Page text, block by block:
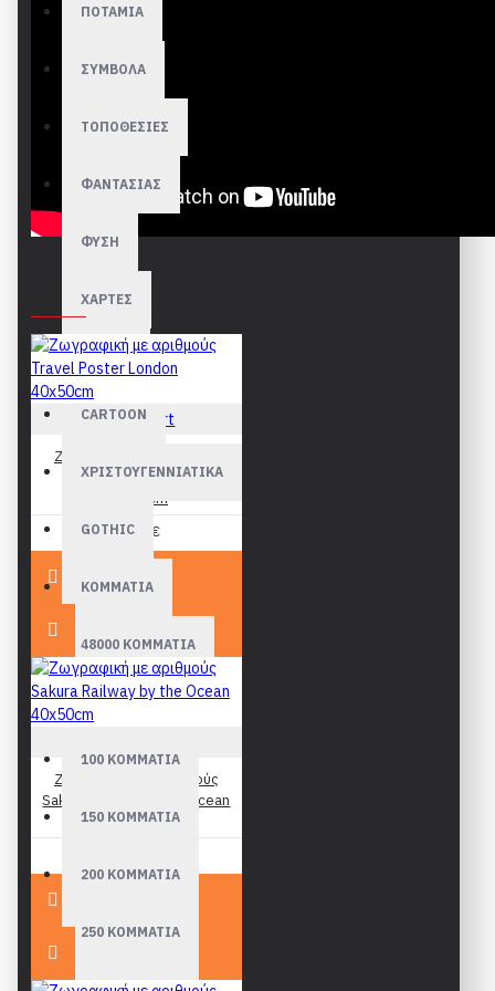
ΠΟΤΑΜΙΑ
ΣΥΜΒΟΛΑ
ΤΟΠΟΘΕΣΙΕΣ
ΦΑΝΤΑΣΙΑΣ
ΦΥΣΗ
ΧΑΡΤΕΣ
ΧΙΟΝΙΑ
CARTOON
ΧΡΙΣΤΟΥΓΕΝΝΙΑΤΙΚΑ
GOTHIC
ΚΟΜΜΑΤΙΑ
48000 ΚΟΜΜΑΤΙΑ
54000 ΚΟΜΜΑΤΙΑ
100 ΚΟΜΜΑΤΙΑ
150 ΚΟΜΜΑΤΙΑ
200 ΚΟΜΜΑΤΙΑ
250 ΚΟΜΜΑΤΙΑ
ΠΟΥΛΉΘΗΚΑΝ ΠΡΌΣΦΑΤΑ
Figured Art
Ζωγραφική με αριθμούς
Travel Poster London
40x50cm
19,90€
Ζωγραφική με αριθμούς
Sakura Railway by the Ocean
40x50cm